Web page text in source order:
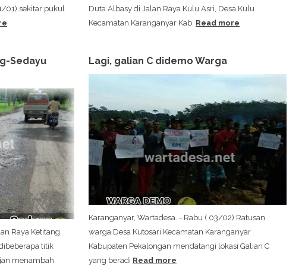
01) sekitar pukul
Duta Albasy di Jalan Raya Kulu Asri, Desa Kulu
Kecamatan Karanganyar Kab. Read more
Sedayu
Raya Ketitang
titik
menambah
Lagi, galian C didemo Warga
Karanganyar, Wartadesa. - Rabu ( 03/02) Ratusan
warga Desa Kutosari Kecamatan Karanganyar
Kabupaten Pekalongan mendatangi lokasi Galian C
yang beradi Read more